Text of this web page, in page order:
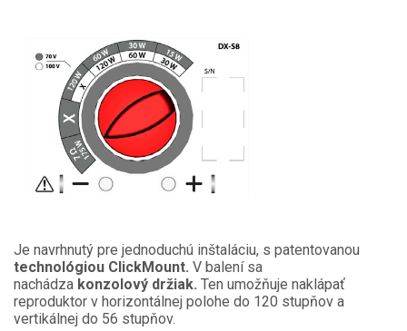
Je navrhnutý pre jednoduchú inštaláciu, s patentovanou
technológiou ClickMount. V balení sa
nachádza konzolový držiak. Ten umožňuje naklápať
reproduktor v horizontálnej polohe do 120 stupňov a
vertikálnej do 56 stupňov.